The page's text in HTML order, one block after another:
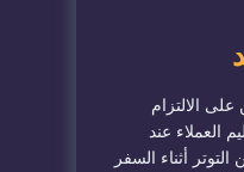
الالتزام
العملاء عند
أثناء السفر